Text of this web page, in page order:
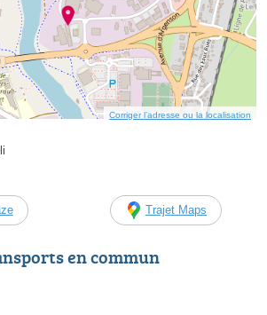
Corriger l’adresse ou la localisation
Trajet Maps
en commun